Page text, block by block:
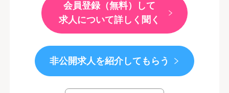
会員登録（無料）して
求人について詳しく聞く
非公開求人を紹介してもらう